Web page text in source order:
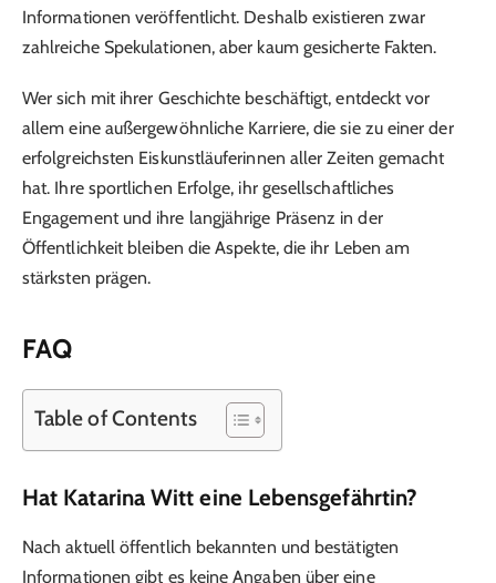
Informationen veröffentlicht. Deshalb existieren zwar
zahlreiche Spekulationen, aber kaum gesicherte Fakten.
Wer sich mit ihrer Geschichte beschäftigt, entdeckt vor
allem eine außergewöhnliche Karriere, die sie zu einer der
erfolgreichsten Eiskunstläuferinnen aller Zeiten gemacht
hat. Ihre sportlichen Erfolge, ihr gesellschaftliches
Engagement und ihre langjährige Präsenz in der
Öffentlichkeit bleiben die Aspekte, die ihr Leben am
stärksten prägen.
FAQ
Table of Contents
Hat Katarina Witt eine Lebensgefährtin?
Nach aktuell öffentlich bekannten und bestätigten
Informationen gibt es keine Angaben über eine